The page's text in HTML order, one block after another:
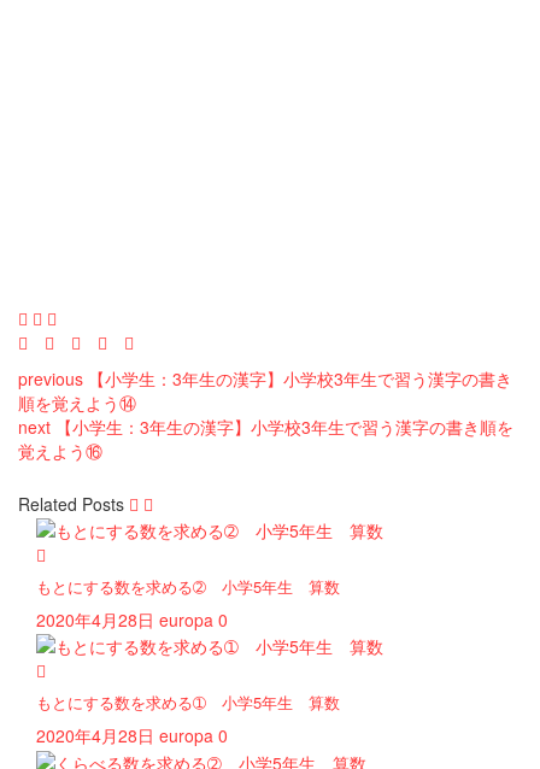
previous 【小学生：3年生の漢字】小学校3年生で習う漢字の書き
順を覚えよう⑭
next 【小学生：3年生の漢字】小学校3年生で習う漢字の書き順を
覚えよう⑯
Related Posts
もとにする数を求める➁ 小学5年生 算数
2020年4月28日 europa 0
もとにする数を求める➀ 小学5年生 算数
2020年4月28日 europa 0